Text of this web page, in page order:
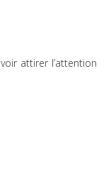
attirer l’attention